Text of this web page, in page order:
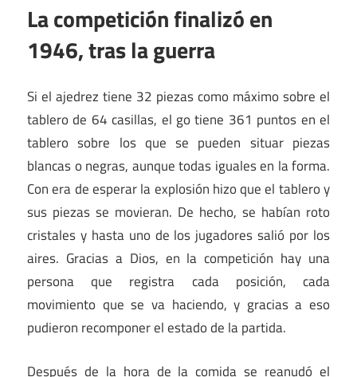
La competición finalizó en
1946, tras la guerra
Si el ajedrez tiene 32 piezas como máximo sobre el
tablero de 64 casillas, el go tiene 361 puntos en el
tablero sobre los que se pueden situar piezas
blancas o negras, aunque todas iguales en la forma.
Con era de esperar la explosión hizo que el tablero y
sus piezas se movieran. De hecho, se habían roto
cristales y hasta uno de los jugadores salió por los
aires. Gracias a Dios, en la competición hay una
persona que registra cada posición, cada
movimiento que se va haciendo, y gracias a eso
pudieron recomponer el estado de la partida.
Después de la hora de la comida se reanudó el